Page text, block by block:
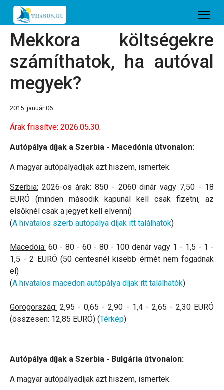
Mekkora költségekre
számíthatok, ha autóval
megyek?
2015. január 06
Árak frissítve: 2026.05.30.
Autópálya díjak a Szerbia - Macedónia útvonalon:
A magyar autópályadíjak azt hiszem, ismertek.
Szerbia: 2026-os árak: 850 - 2060 dinár vagy 7,50 - 18
EURÓ (minden második kapunál kell csak fizetni, az
elsőknél csak a jegyet kell elvenni)
(A hivatalos szerb autópálya díjak itt találhatók)
Macedóia: 60 - 80 - 60 - 80 - 100 denár vagy 1 - 1,5 - 1 -
1,5 - 2 EURÓ (50 centesnél kisebb érmét nem fogadnak
el)
(A hivatalos macedon autópálya díjak itt találhatók)
Görögország: 2,95 - 0,65 - 2,90 - 1,4 - 2,65 - 2,30 EURÓ
(összesen: 12,85 EURÓ) (Térkép)
Autópálya díjak a Szerbia - Bulgária útvonalon:
A magyar autópályadíjak azt hiszem, ismertek.